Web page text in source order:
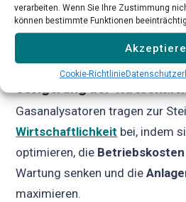
verarbeiten. Wenn Sie Ihre Zustimmung
können bestimmte Funktionen
Cookie-Richtlinie
Wirtschaftliche und
Steigerung der
Gasanalysatoren tragen zur
Wirtschaftlichkeit bei, indem
optimieren, die Betriebskosten
Wartung senken und die
maximieren.
→